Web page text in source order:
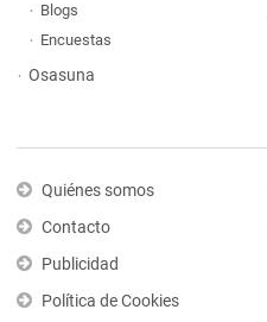
Blogs
Encuestas
Osasuna
Quiénes somos
Contacto
Publicidad
Política de Cookies